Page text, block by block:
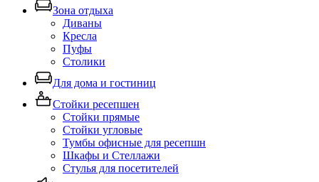
Зона отдыха
Диваны
Кресла
Пуфы
Столики
Для дома и гостиниц
Стойки ресепшен
Стойки прямые
Стойки угловые
Тумбы офисные для ресепшн
Шкафы и Стеллажи
Стулья для посетителей